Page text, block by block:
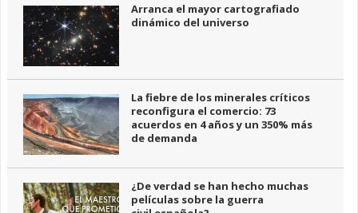
Arranca el mayor cartografiado
dinámico del universo
La fiebre de los minerales críticos
reconfigura el comercio: 73
acuerdos en 4 años y un 350% más
de demanda
¿De verdad se han hecho muchas
películas sobre la guerra